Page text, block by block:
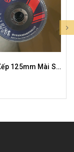
Nhám Xếp 125mm Mài Sắt